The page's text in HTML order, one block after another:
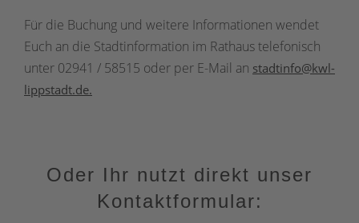
Für die Buchung und weitere Informationen wendet
Euch an die Stadtinformation im Rathaus telefonisch
unter 02941 / 58515 oder per E-Mail an stadtinfo@kwl-
lippstadt.de.
Oder Ihr nutzt direkt unser
Kontaktformular: